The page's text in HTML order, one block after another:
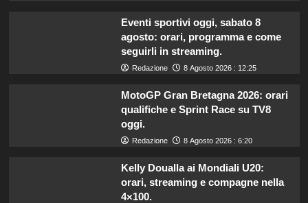
Eventi sportivi oggi, sabato 8
agosto: orari, programma e come
seguirli in streaming.
Redazione 8 Agosto 2026 : 12:25
MotoGP Gran Bretagna 2026: orari
qualifiche e Sprint Race su TV8
oggi.
Redazione 8 Agosto 2026 : 6:20
Kelly Doualla ai Mondiali U20:
orari, streaming e compagne nella
4×100.